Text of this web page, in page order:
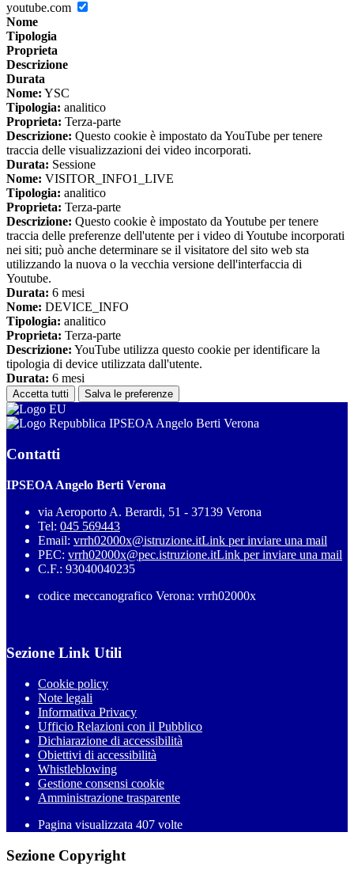
youtube.com
Nome
Tipologia
Proprieta
Descrizione
Durata
Nome: YSC
Tipologia: analitico
Proprieta: Terza-parte
Descrizione: Questo cookie è impostato da YouTube per tenere
traccia delle visualizzazioni dei video incorporati.
Durata: Sessione
Nome: VISITOR_INFO1_LIVE
Tipologia: analitico
Proprieta: Terza-parte
Descrizione: Questo cookie è impostato da Youtube per tenere
traccia delle preferenze dell'utente per i video di Youtube incorporati
nei siti; può anche determinare se il visitatore del sito web sta
utilizzando la nuova o la vecchia versione dell'interfaccia di
Youtube.
Durata: 6 mesi
Nome: DEVICE_INFO
Tipologia: analitico
Proprieta: Terza-parte
Descrizione: YouTube utilizza questo cookie per identificare la
tipologia di device utilizzata dall'utente.
Durata: 6 mesi
Accetta tutti Salva le preferenze
IPSEOA Angelo Berti Verona
Contatti
IPSEOA Angelo Berti Verona
via Aeroporto A. Berardi, 51 - 37139 Verona
Tel: 045 569443
Email: vrrh02000x@istruzione.itLink per inviare una mail
PEC: vrrh02000x@pec.istruzione.itLink per inviare una mail
C.F.: 93040040235
codice meccanografico Verona: vrrh02000x
Sezione Link Utili
Cookie policy
Note legali
Informativa Privacy
Ufficio Relazioni con il Pubblico
Dichiarazione di accessibilità
Obiettivi di accessibilità
Whistleblowing
Gestione consensi cookie
Amministrazione trasparente
Pagina visualizzata 407 volte
Sezione Copyright